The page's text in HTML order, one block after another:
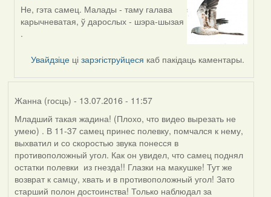
In
reply
to
VoV
Не, гэта самец. Малады - таму галава
карычневатая, ў дарослых - шэра-шызая
.
Увайдзіце цізарэгіструйцеся каб пакідаць каментары.
Жанна (госць) - 13.07.2016 - 11:57
Младший такая жадина! (Плохо, что видео вырезать не
умею) . В 11-37 самец принес полевку, помчался к нему,
выхватил и со скоростью звука понесся в
противоположный угол. Как он увидел, что самец поднял
остатки полевки из гнезда!! Глазки на макушке! Тут же
возврат к самцу, хвать и в противоположный угол! Зато
старший полон достоинства! Только наблюдал за